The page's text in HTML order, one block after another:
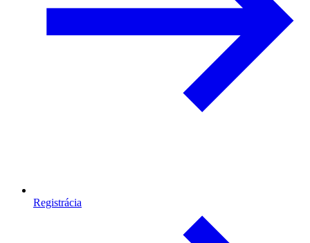
Registrácia